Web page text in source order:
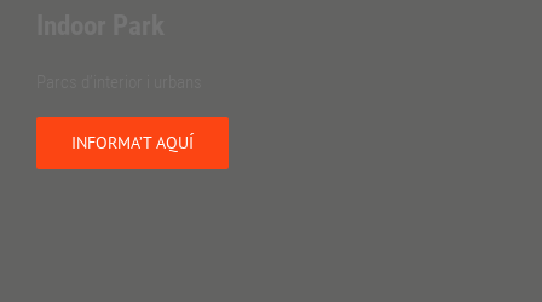
INFORMA’T AQUÍ